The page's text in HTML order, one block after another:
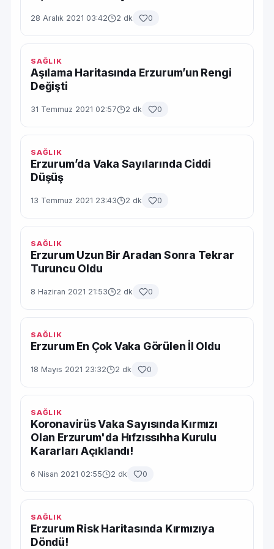
28 Aralık 2021 03:42 2 dk 0
SAĞLIK
Aşılama Haritasında Erzurum’un Rengi
Değişti
31 Temmuz 2021 02:57 2 dk 0
SAĞLIK
Erzurum’da Vaka Sayılarında Ciddi
Düşüş
13 Temmuz 2021 23:43 2 dk 0
SAĞLIK
Erzurum Uzun Bir Aradan Sonra Tekrar
Turuncu Oldu
8 Haziran 2021 21:53 2 dk 0
SAĞLIK
Erzurum En Çok Vaka Görülen İl Oldu
18 Mayıs 2021 23:32 2 dk 0
SAĞLIK
Koronavirüs Vaka Sayısında Kırmızı
Olan Erzurum'da Hıfzıssıhha Kurulu
Kararları Açıklandı!
6 Nisan 2021 02:55 2 dk 0
SAĞLIK
Erzurum Risk Haritasında Kırmızıya
Döndü!